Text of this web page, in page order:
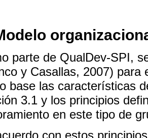
parte de QualDev-SPI,
y Casallas, 2007) para
base las características
3.1 y los principios
en este tipo de
con estos